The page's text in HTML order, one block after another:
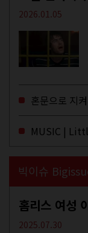
2026.01.05
혼문으로 지
빅이슈
홈리스 여성
2025.07.30